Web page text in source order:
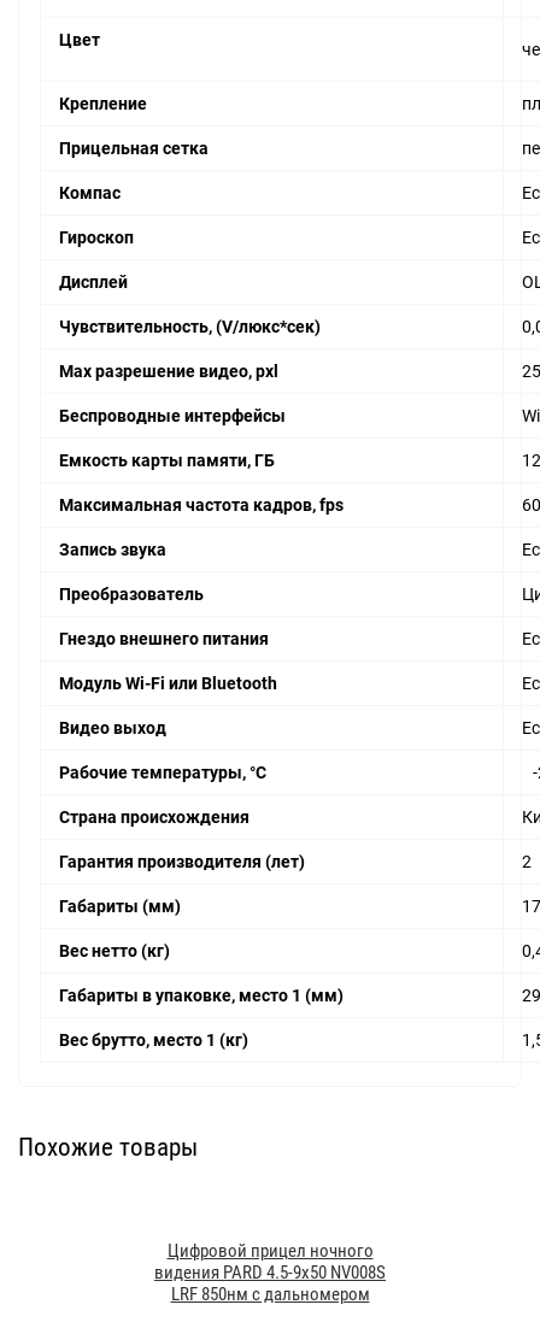
Цвет
Крепление
Прицельная сетка
Компас
Гироскоп
Дисплей
Чувствительность, (V/люкс*сек)
Max разрешение видео, pxl
Беспроводные интерфейсы
Емкость карты памяти, ГБ
Максимальная частота кадров, fps 60
Запись звука
Преобразователь
Гнездо внешнего питания
Модуль Wi-Fi или Bluetooth
Видео выход
Рабочие температуры, °С -
Страна происхождения
Гарантия производителя (лет) 2
Габариты (мм)
Вес нетто (кг)
Габариты в упаковке, место 1 (мм)
Вес брутто, место 1 (кг)
Похожие товары
Цифровой прицел ночного
видения PARD 4.5-9х50 NV008S
LRF 850нм с дальномером